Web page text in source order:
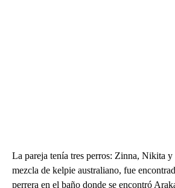
La pareja tenía tres perros: Zinna, Nikita y
mezcla de kelpie australiano, fue
perrera en el baño donde se encontró